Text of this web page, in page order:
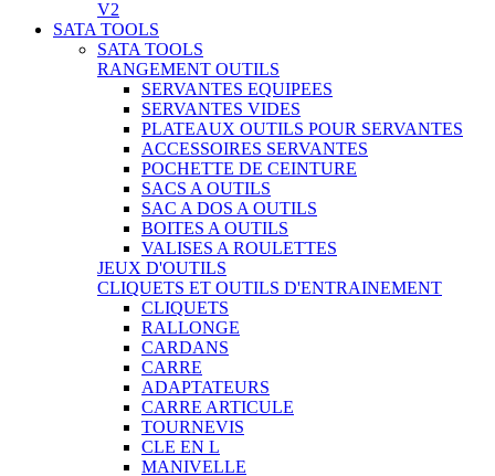
V2
SATA TOOLS
SATA TOOLS
RANGEMENT OUTILS
SERVANTES EQUIPEES
SERVANTES VIDES
PLATEAUX OUTILS POUR SERVANTES
ACCESSOIRES SERVANTES
POCHETTE DE CEINTURE
SACS A OUTILS
SAC A DOS A OUTILS
BOITES A OUTILS
VALISES A ROULETTES
JEUX D'OUTILS
CLIQUETS ET OUTILS D'ENTRAINEMENT
CLIQUETS
RALLONGE
CARDANS
CARRE
ADAPTATEURS
CARRE ARTICULE
TOURNEVIS
CLE EN L
MANIVELLE